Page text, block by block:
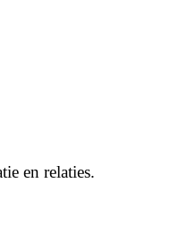
en relaties.